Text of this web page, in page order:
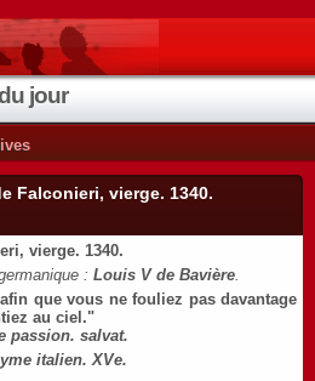
jour
Falconieri, vierge. 1340.
vierge. 1340.
: Louis V de Bavière.
que vous ne fouliez pas davantage
au ciel."
passion. salvat.
italien. XVe.